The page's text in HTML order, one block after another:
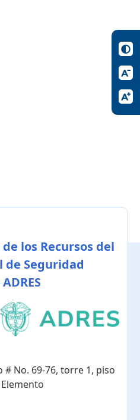
los Recursos del
de Seguridad
# No. 69-76, torre 1, piso